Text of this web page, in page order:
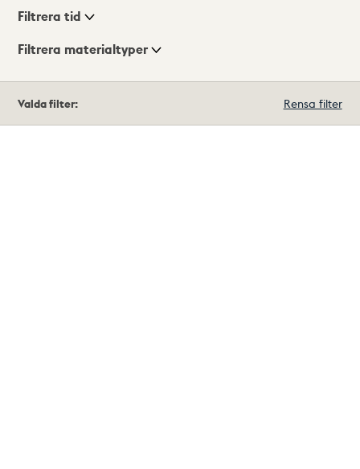
Visningsläge
Filtrera tid
Filtrera materialtyper
träffar
Valda filter: Rensa filter